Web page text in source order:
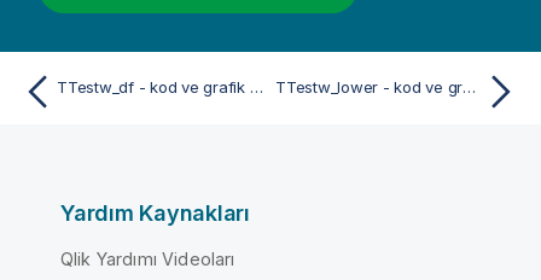
TTestw_df - kod ve grafik fonksiyonu TTestw_lower - kod ve grafik fonksiyonu
Yardım Kaynakları
Qlik Yardımı Videoları